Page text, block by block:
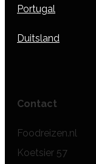
Portugal
Duitsland
Contact
Foodreizen.nl
Koetsier 57